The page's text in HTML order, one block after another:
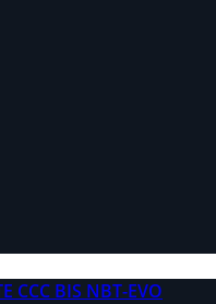
CCC BIS NBT-EVO